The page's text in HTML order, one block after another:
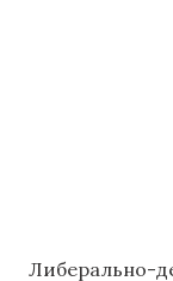
Либерально-